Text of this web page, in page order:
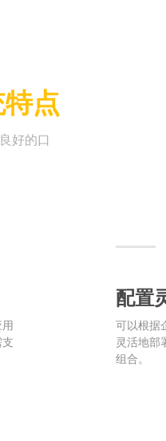
点
好的口
配置
可以根据
灵活地部
组合。